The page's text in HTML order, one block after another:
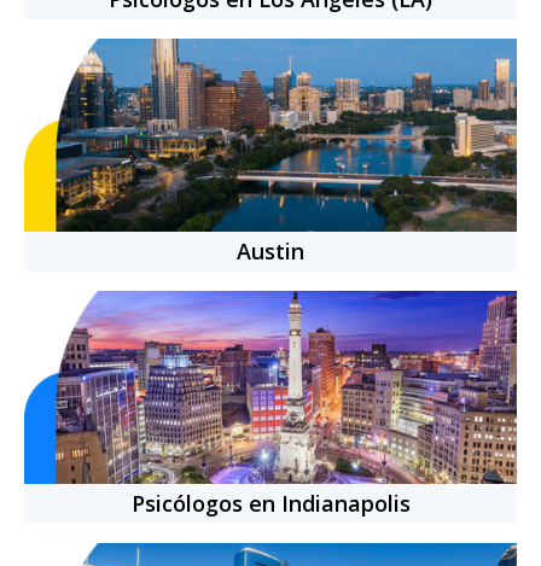
Mexicana
años
de experiencia
+2850citas completadas
Cita individual-50min. $769.00 MXN
Austin
Psicólogos en Indianapolis